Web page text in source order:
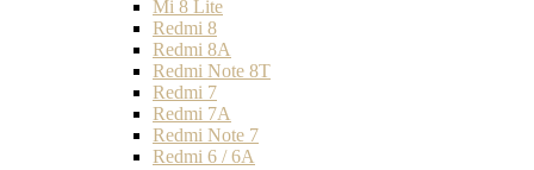
Mi 8 Lite
Redmi 8
Redmi 8A
Redmi Note 8T
Redmi 7
Redmi 7A
Redmi Note 7
Redmi 6 / 6A